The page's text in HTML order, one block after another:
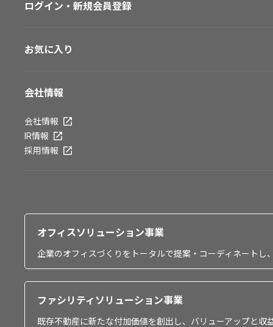
ログイン・新規会員登録
お気に入り
会社情報
会社情報
IR情報
採用情報
オフィスソリューション事業
企業のオフィスづくりをトータルで提案・コーディネート
ファシリティソリューション事業
既存不動産に新たな付加価値を創出し、バリューアップと収